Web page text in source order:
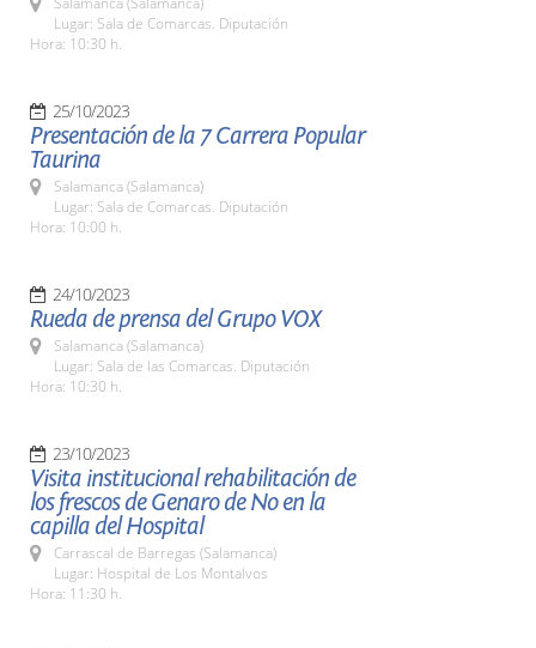
Lugar: Sala de Comarcas. Diputación
Hora: 10:30 h.
25/10/2023
Presentación de la 7 Carrera Popular
Taurina
Salamanca (Salamanca)
Lugar: Sala de Comarcas. Diputación
Hora: 10:00 h.
24/10/2023
Rueda de prensa del Grupo VOX
Salamanca (Salamanca)
Lugar: Sala de las Comarcas. Diputación
Hora: 10:30 h.
23/10/2023
Visita institucional rehabilitación de
los frescos de Genaro de No en la
capilla del Hospital
Carrascal de Barregas (Salamanca)
Lugar: Hospital de Los Montalvos
Hora: 11:30 h.